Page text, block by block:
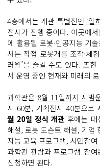
4층에서는 개관 특별전인 ‘일
전시가 진행 중이다. 이곳에
에 활용될 로봇·인공지능 기
서는 직접 로봇개를 조작·체
러월’을 즐길 수도 있다. 또
서 운영 중인 현재와 미래의
과학관은 8월 11일까지 시범
시 60분, 기획전시 40분으로
월 20일 정식 개관 후에는 대
해설, 로봇 도슨트 해설, 기업
지능 교육 프로그램, 시민참
과학관 관람과 프로그램 참여
신청하면 된다.